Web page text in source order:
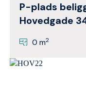
P-plads
Hovedgade
0 m2